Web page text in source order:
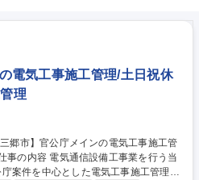
電気工事施工管理/土日祝休
理
案件を中心とした電気工事施工管理を